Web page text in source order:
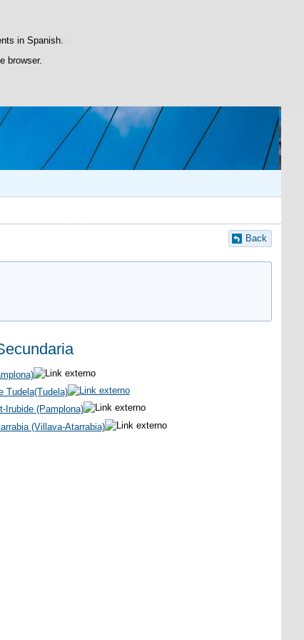
statistics.
in Spanish.
browser.
Back
Tudela(Tudela)
Irubide (Pamplona)
(Villava-Atarrabia)